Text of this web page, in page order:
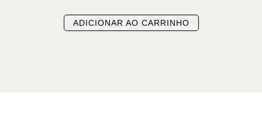
ADICIONAR AO CARRINHO